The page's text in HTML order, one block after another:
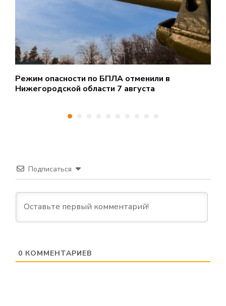
Режим опасности по БПЛА отменили в
Нижегородской области 7 августа
Подписаться
0 КОММЕНТАРИЕВ